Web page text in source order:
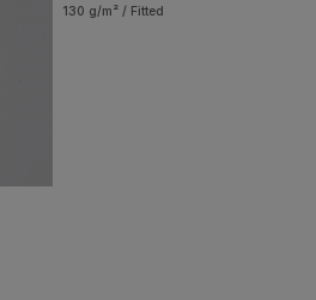
130 g/m² / Fitted